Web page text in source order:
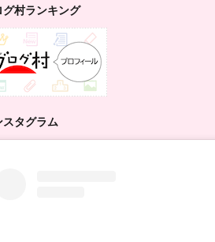
グ村ランキング
スタグラム